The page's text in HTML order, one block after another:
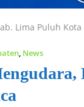
Lima Puluh Kota
, News